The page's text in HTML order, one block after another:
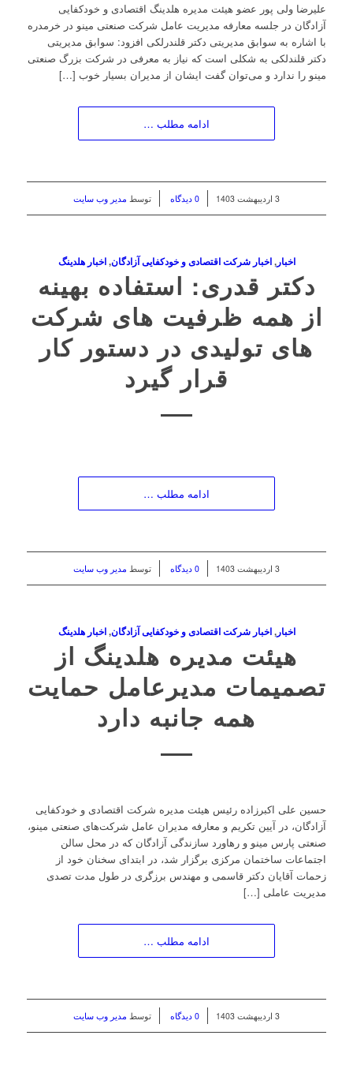
علیرضا ولی پور عضو هیئت مدیره هلدینگ اقتصادی و خودکفایی
آزادگان در جلسه معارفه مدیریت عامل شرکت صنعتی مینو در خرمدره
با اشاره به سوابق مدیریتی دکتر قلندرلکی افزود: سوابق مدیریتی
دکتر قلندلکی به شکلی است که نیاز به معرفی در شرکت بزرگ صنعتی
مینو را ندارد و می‌توان گفت ایشان از مدیران بسیار خوب […]
ادامه مطلب …
3 اردیبهشت 1403 / 0 دیدگاه توسط مدیر وب سایت
اخبار,اخبار شرکت اقتصادی و خودکفایی آزادگان,اخبار هلدینگ
دکتر قدری: استفاده بهینه
از همه ظرفیت های شرکت
های تولیدی در دستور کار
قرار گیرد
ادامه مطلب …
3 اردیبهشت 1403 / 0 دیدگاه توسط مدیر وب سایت
اخبار,اخبار شرکت اقتصادی و خودکفایی آزادگان,اخبار هلدینگ
هیئت مدیره هلدینگ از
تصمیمات مدیرعامل حمایت
همه جانبه دارد
حسین علی اکبرزاده رئیس هیئت مدیره شرکت اقتصادی و خودکفایی
آزادگان، در آیین تکریم و معارفه مدیران عامل شرکت‌های صنعتی مینو،
صنعتی پارس مینو و رهاورد سازندگی آزادگان که در محل سالن
اجتماعات ساختمان مرکزی برگزار شد، در ابتدای سخنان خود از
زحمات آقایان دکتر قاسمی و مهندس برزگری در طول مدت تصدی
مدیریت عاملی […]
ادامه مطلب …
3 اردیبهشت 1403 / 0 دیدگاه توسط مدیر وب سایت